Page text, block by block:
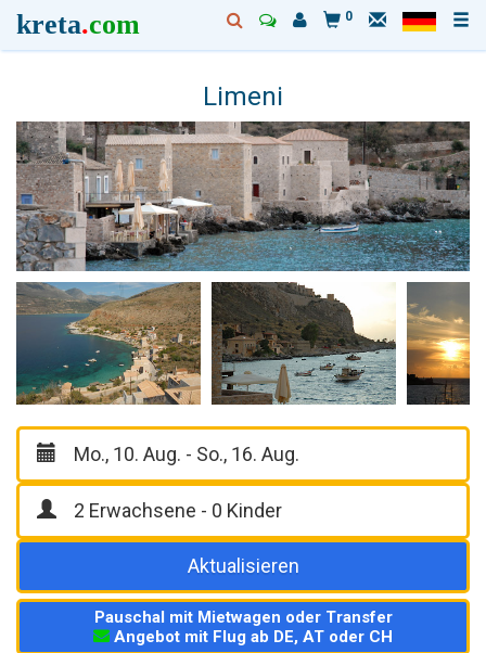
kreta.com 0
Limeni
Aktualisieren
Pauschal mit Mietwagen oder Transfer
Angebot mit Flug ab DE, AT oder CH